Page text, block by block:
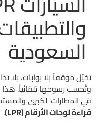
السعودية
تخيّل موقفاً بلا بوابات، بلا
وتُحسب رسومها تلقائياً. هذا
في المطارات الكبرى
قراءة لوحات الأرقام (LPR)
.